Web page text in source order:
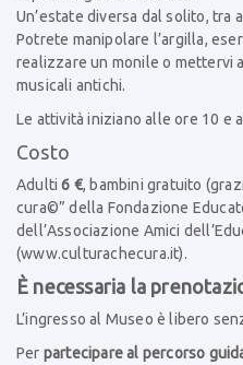
Un’estate diversa dal solito, tra
Potrete manipolare l’argilla,
realizzare un monile o mettervi
musicali antichi.
Le attività iniziano alle ore 10 e
Costo
Adulti6 €, bambini gratuito
cura©” della Fondazione
dell’Associazione Amici
(www.culturachecura.it).
È necessaria la
L’ingresso al Museo è libero
Per partecipare al percorso